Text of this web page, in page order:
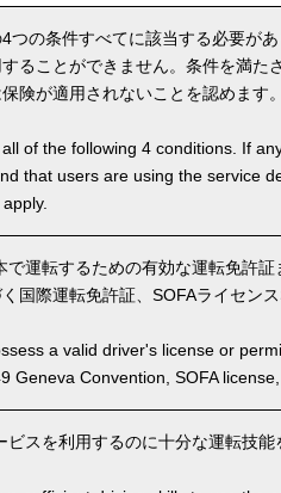
つの条件すべてに該当する必要が
ることができません。条件を満
険が適用されないことを認めます。
of the following 4 conditions. If
that users are using the service
で運転するための有効な運転免許
国際運転免許証、SOFAライセンス
a valid driver's license or
Geneva Convention, SOFA license,
ビスを利用するのに十分な運転技能